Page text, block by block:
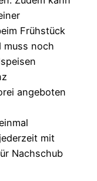
Frühstück
muss noch
angeboten
mit
Nachschub